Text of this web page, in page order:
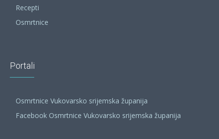
Recepti
Osmrtnice
Portali
Osmrtnice Vukovarsko srijemska županija
Facebook Osmrtnice Vukovarsko srijemska županija